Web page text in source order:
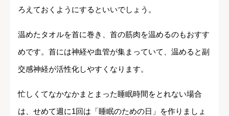
ろえておくようにするといいでしょう。
温めたタオルを首に巻き、首の筋肉を温めるのもおすす
めです。首には神経や血管が集まっていて、温めると副
交感神経が活性化しやすくなります。
忙しくてなかなかまとまった睡眠時間をとれない場合
は、せめて週に1回は「睡眠のための日」を作りましょ